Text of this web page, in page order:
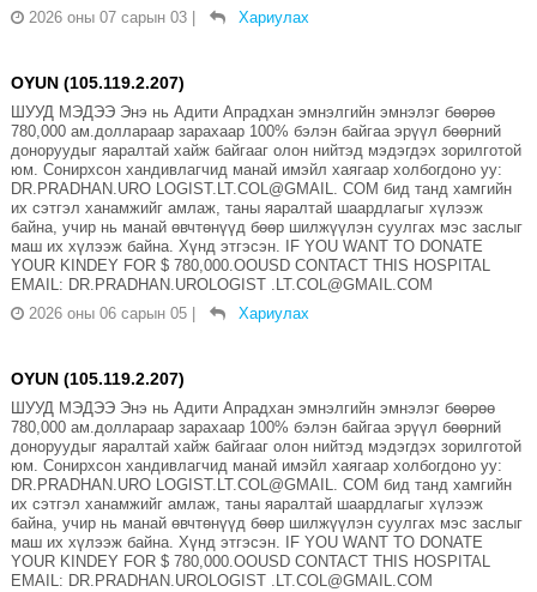
2026 оны 07 сарын 03
Хариулах
OYUN (105.119.2.207)
ШУУД МЭДЭЭ Энэ нь Адити Апрадхан эмнэлгийн эмнэлэг бөөрөө
780,000 ам.доллараар зарахаар 100% бэлэн байгаа эрүүл бөөрний
доноруудыг яаралтай хайж байгааг олон нийтэд мэдэгдэх зорилготой
юм. Сонирхсон хандивлагчид манай имэйл хаягаар холбогдоно уу:
DR.PRADHAN.URO LOGIST.LT.COL@GMAIL. COM бид танд хамгийн
их сэтгэл ханамжийг амлаж, таны яаралтай шаардлагыг хүлээж
байна, учир нь манай өвчтөнүүд бөөр шилжүүлэн суулгах мэс заслыг
маш их хүлээж байна. Хүнд этгэсэн. IF YOU WANT TO DONATE
YOUR KINDEY FOR $ 780,000.OOUSD CONTACT THIS HOSPITAL
EMAIL: DR.PRADHAN.UROLOGIST .LT.COL@GMAIL.COM
2026 оны 06 сарын 05
Хариулах
OYUN (105.119.2.207)
ШУУД МЭДЭЭ Энэ нь Адити Апрадхан эмнэлгийн эмнэлэг бөөрөө
780,000 ам.доллараар зарахаар 100% бэлэн байгаа эрүүл бөөрний
доноруудыг яаралтай хайж байгааг олон нийтэд мэдэгдэх зорилготой
юм. Сонирхсон хандивлагчид манай имэйл хаягаар холбогдоно уу:
DR.PRADHAN.URO LOGIST.LT.COL@GMAIL. COM бид танд хамгийн
их сэтгэл ханамжийг амлаж, таны яаралтай шаардлагыг хүлээж
байна, учир нь манай өвчтөнүүд бөөр шилжүүлэн суулгах мэс заслыг
маш их хүлээж байна. Хүнд этгэсэн. IF YOU WANT TO DONATE
YOUR KINDEY FOR $ 780,000.OOUSD CONTACT THIS HOSPITAL
EMAIL: DR.PRADHAN.UROLOGIST .LT.COL@GMAIL.COM